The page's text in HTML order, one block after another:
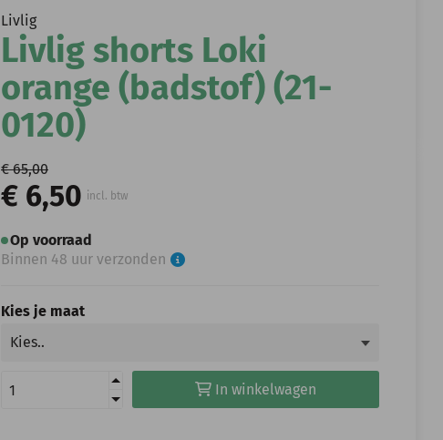
Livlig
Livlig shorts Loki
orange (badstof) (21-
0120)
€ 65,00
€ 6,50 incl. btw
Op voorraad
Binnen 48 uur verzonden
Kies je maat
In winkelwagen